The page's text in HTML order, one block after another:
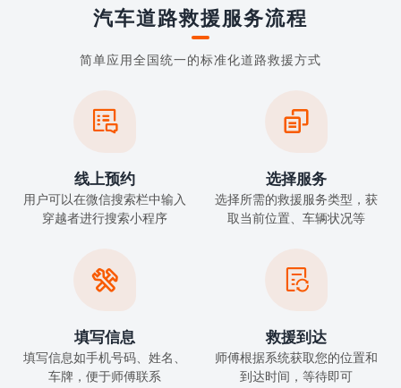
汽车道路救援服务流程
简单应用全国统一的标准化道路救援方式

线上预约
用户可以在微信搜索栏中输入
穿越者进行搜索小程序

选择服务
选择所需的救援服务类型，获
取当前位置、车辆状况等

填写信息
填写信息如手机号码、姓名、
车牌，便于师傅联系

救援到达
师傅根据系统获取您的位置和
到达时间，等待即可